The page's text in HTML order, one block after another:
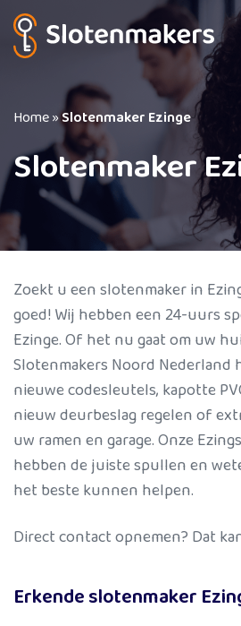
Home»Slotenmaker Ezinge
Slotenmaker
Zoekt u een slotenmaker in
goed! Wij hebben een 24-uurs
Ezinge. Of het nu gaat om uw
Slotenmakers Noord Nederland
nieuwe codesleutels, kapotte
nieuw deurbeslag regelen of
uw ramen en garage. Onze
hebben de juiste spullen en
het beste kunnen helpen.
Direct contact opnemen? Dat
Erkende slotenmaker